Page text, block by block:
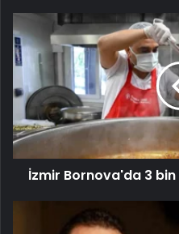
İzmir Bornova'da 3